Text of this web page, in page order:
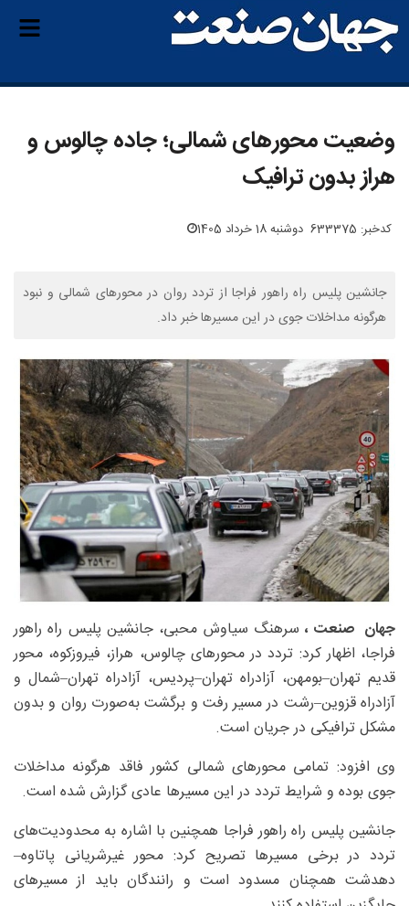
وضعیت محورهای شمالی؛ جاده چالوس و
هراز بدون ترافیک
کدخبر: 633375 دوشنبه 18 خرداد 1405
جانشین پلیس راه راهور فراجا از تردد روان در محورهای شمالی و نبود
هرگونه مداخلات جوی در این مسیرها خبر داد.
جهان صنعت ، سرهنگ سیاوش محبی، جانشین پلیس راه راهور
فراجا، اظهار کرد: تردد در محورهای چالوس، هراز، فیروزکوه، محور
قدیم تهران–بومهن، آزادراه تهران–پردیس، آزادراه تهران–شمال و
آزادراه قزوین–رشت در مسیر رفت و برگشت به‌صورت روان و بدون
مشکل ترافیکی در جریان است.
وی افزود: تمامی محورهای شمالی کشور فاقد هرگونه مداخلات
جوی بوده و شرایط تردد در این مسیرها عادی گزارش شده است.
جانشین پلیس راه راهور فراجا همچنین با اشاره به محدودیت‌های
تردد در برخی مسیرها تصریح کرد: محور غیرشریانی پاتاوه–
دهدشت همچنان مسدود است و رانندگان باید از مسیرهای